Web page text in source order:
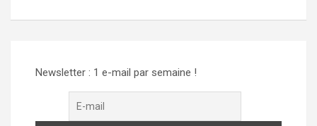
Newsletter : 1 e-mail par semaine !